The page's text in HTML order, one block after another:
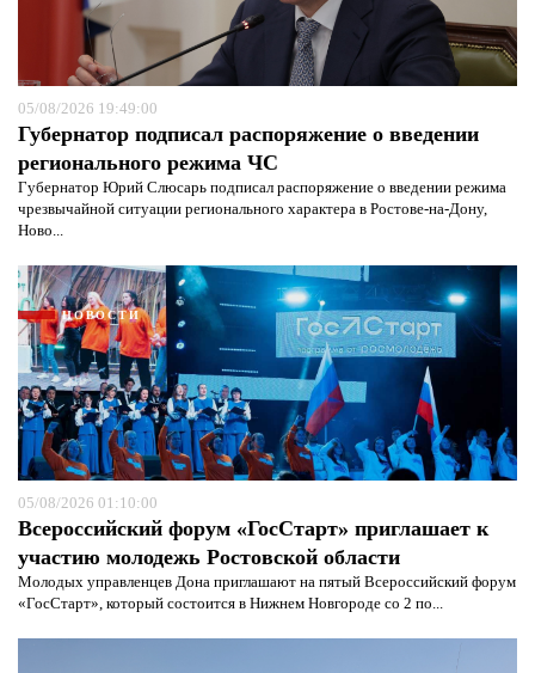
05/08/2026 19:49:00
Губернатор подписал распоряжение о введении
регионального режима ЧС
Губернатор Юрий Слюсарь подписал распоряжение о введении режима
чрезвычайной ситуации регионального характера в Ростове-на-Дону,
Ново...
НОВОСТИ
05/08/2026 01:10:00
Всероссийский форум «ГосСтарт» приглашает к
участию молодежь Ростовской области
Молодых управленцев Дона приглашают на пятый Всероссийский форум
«ГосСтарт», который состоится в Нижнем Новгороде со 2 по...